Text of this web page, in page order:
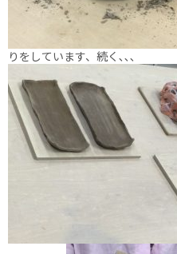
りをしています、続く､､､